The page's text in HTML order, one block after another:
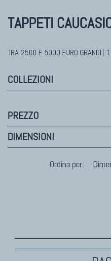
TAPPETI MODERNI
Himalayan
Kala Laie
Reloaded
Tappeti Moderni
TAPPETI DI DESIGN D'ARTE
TAPPETI
TRA 2500 E 5000 EURO GRANDI
COLLEZIONI
PREZZO
DIMENSIONI
Ordina per: